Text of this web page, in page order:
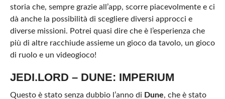
storia che, sempre grazie all’app, scorre piacevolmente e ci
dà anche la possibilità di scegliere diversi approcci e
diverse missioni. Potrei quasi dire che è l’esperienza che
più di altre racchiude assieme un gioco da tavolo, un gioco
di ruolo e un videogioco!
JEDI.LORD – DUNE: IMPERIUM
Questo è stato senza dubbio l’anno di Dune, che è stato